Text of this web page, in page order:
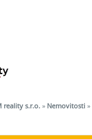
reality s.r.o. » Nemovitosti »